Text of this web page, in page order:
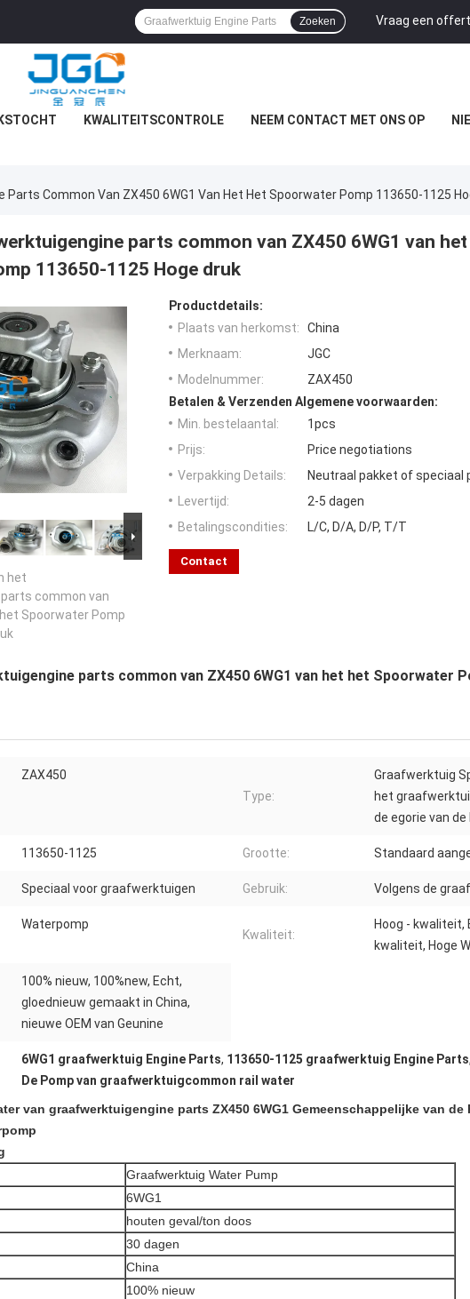
Vraag een
Zoeken
KWALITEITSCONTROLE NEEM CONTACT MET ONS OP
Common Van ZX450 6WG1 Van Het Het Spoorwater Pomp 113650-1125
parts common van ZX450 6WG1 van
113650-1125 Hoge druk
het
common van
Spoorwater Pomp
Productdetails:
Plaats van herkomst:
China
Merknaam:
JGC
Modelnummer:
ZAX450
Betalen & Verzenden Algemene voorwaarden:
Min. bestelaantal:
1pcs
Prijs:
Price negotiations
Verpakking Details:
Neutraal pakket of speciaal
Levertijd:
2-5 dagen
Betalingscondities:
L/C, D/A, D/P, T/T
Contact
parts common van ZX450 6WG1 van het het Spoorwater
ZAX450
Type:
Graafwerktuig
het
de egorie van de
113650-1125 Grootte: Standaard
Speciaal voor graafwerktuigen Gebruik: Volgens de
Waterpomp
Kwaliteit:
Hoog - kwaliteit,
kwaliteit, Hoge
100% nieuw, 100%new, Echt,
gloednieuw gemaakt in China,
nieuwe OEM van Geunine
6WG1 graafwerktuig Engine Parts, 113650-1125 graafwerktuig Engine Parts,
De Pomp van graafwerktuigcommon rail water
van graafwerktuigengine parts ZX450 6WG1 Gemeenschappelijke van de
Graafwerktuig Water Pump
6WG1
houten geval/ton doos
30 dagen
China
100% nieuw